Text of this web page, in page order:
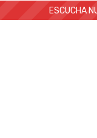
ESCUCHA